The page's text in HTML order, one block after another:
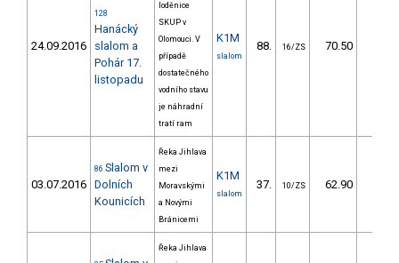
24.09.2016
128
Hanácký
slalom a
Pohár 17.
listopadu
loděnice
SKUP v
Olomouci. V
případě
dostatečného
vodního stavu
je náhradní
tratí ram
K1M
slalom
88. 16/ZS 70.50
03.07.2016
86 Slalom v
Dolních
Kounicích
Řeka Jihlava
mezi
Moravskými
a Novými
Bránicemi
K1M
slalom
37. 10/ZS 62.90
Řeka Jihlava